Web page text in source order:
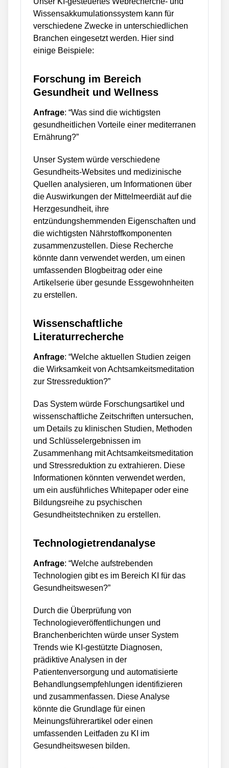
Wissensakkumulationssystem kann für
verschiedene Zwecke in unterschiedlichen
Branchen eingesetzt werden. Hier sind
einige Beispiele:
Forschung im Bereich
Gesundheit und Wellness
Anfrage: “Was sind die wichtigsten
gesundheitlichen Vorteile einer mediterranen
Ernährung?”
Unser System würde verschiedene
Gesundheits-Websites und medizinische
Quellen analysieren, um Informationen über
die Auswirkungen der Mittelmeerdiät auf die
Herzgesundheit, ihre
entzündungshemmenden Eigenschaften und
die wichtigsten Nährstoffkomponenten
zusammenzustellen. Diese Recherche
könnte dann verwendet werden, um einen
umfassenden Blogbeitrag oder eine
Artikelserie über gesunde Essgewohnheiten
zu erstellen.
Wissenschaftliche
Literaturrecherche
Anfrage: “Welche aktuellen Studien zeigen
die Wirksamkeit von Achtsamkeitsmeditation
zur Stressreduktion?”
Das System würde Forschungsartikel und
wissenschaftliche Zeitschriften untersuchen,
um Details zu klinischen Studien, Methoden
und Schlüsselergebnissen im
Zusammenhang mit Achtsamkeitsmeditation
und Stressreduktion zu extrahieren. Diese
Informationen könnten verwendet werden,
um ein ausführliches Whitepaper oder eine
Bildungsreihe zu psychischen
Gesundheitstechniken zu erstellen.
Technologietrendanalyse
Anfrage: “Welche aufstrebenden
Technologien gibt es im Bereich KI für das
Gesundheitswesen?”
Durch die Überprüfung von
Technologieveröffentlichungen und
Branchenberichten würde unser System
Trends wie KI-gestützte Diagnosen,
prädiktive Analysen in der
Patientenversorgung und automatisierte
Behandlungsempfehlungen identifizieren
und zusammenfassen. Diese Analyse
könnte die Grundlage für einen
Meinungsführerartikel oder einen
umfassenden Leitfaden zu KI im
Gesundheitswesen bilden.